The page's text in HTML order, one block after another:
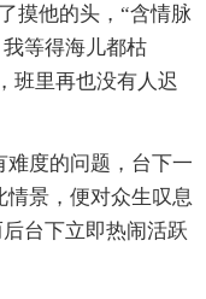
摸他的头，“含情脉
等得海儿都枯
班里再也没有人迟
难度的问题，台下一
情景，便对众生叹息
台下立即热闹活跃